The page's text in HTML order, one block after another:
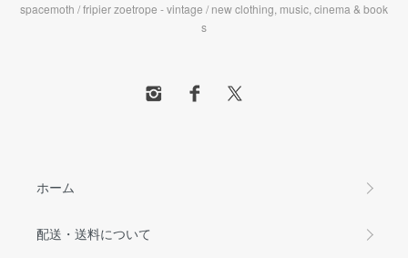
spacemoth / fripier zoetrope - vintage / new clothing, music, cinema & book
s
ホーム
配送・送料について